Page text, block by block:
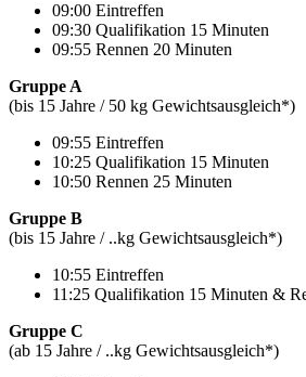
09:00 Eintreffen
09:30 Qualifikation 15 Minuten
09:55 Rennen 20 Minuten
Gruppe A
(bis 15 Jahre / 50 kg Gewichtsausgleich*)
09:55 Eintreffen
10:25 Qualifikation 15 Minuten
10:50 Rennen 25 Minuten
Gruppe B
(bis 15 Jahre / ..kg Gewichtsausgleich*)
10:55 Eintreffen
11:25 Qualifikation 15 Minuten &
Gruppe C
(ab 15 Jahre / ..kg Gewichtsausgleich*)